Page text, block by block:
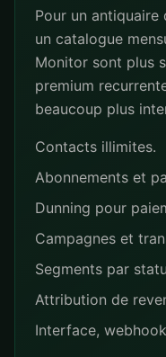
Pour un
un catalogue
Monitor sont plus
premium
beaucoup plus
Contacts illimites.
Abonnements et
Dunning pour
Campagnes et
Segments par
Attribution de
Interface,